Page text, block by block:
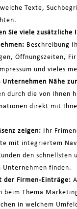
Texte,
Sie viele zusätzliche
Beschreibung
Öffnungszeiten,
und vieles
Unternehmen Nähe
durch die von Ihnen
direkt mit
zeigen: Ihr
mit integriertem
den schnellsten
Unternehmen finden.
der Firmen-Einträge:
beim Thema
in welchem